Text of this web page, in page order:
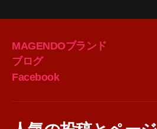
MAGENDOブランド
ブログ
Facebook